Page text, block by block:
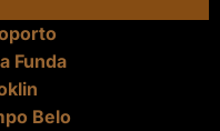
Funda
Belo